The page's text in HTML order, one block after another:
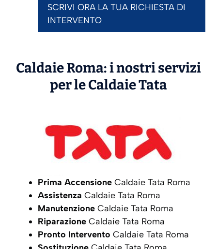
SCRIVI ORA LA TUA RICHIESTA DI
INTERVENTO
Caldaie Roma: i nostri servizi
per le CaldaieTata
Prima Accensione Caldaie Tata Roma
Assistenza Caldaie Tata Roma
Manutenzione Caldaie Tata Roma
Riparazione Caldaie Tata Roma
Pronto Intervento Caldaie Tata Roma